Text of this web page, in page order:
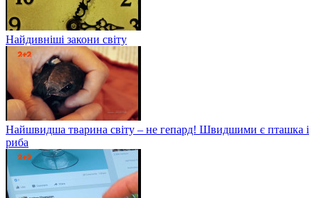
Найдивніші закони світу
Найшвидша тварина світу – не гепард! Швидшими є пташка і
риба